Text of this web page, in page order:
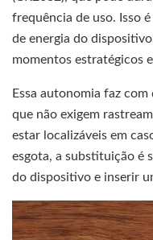
frequência de uso. Isso
de energia do
momentos estratégicos
Essa autonomia faz
que não exigem
estar localizáveis em
esgota, a substituição é
do dispositivo e inserir